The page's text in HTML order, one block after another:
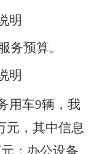
明
务预算。
明
用车9辆，我
元，其中信息
；办公设备